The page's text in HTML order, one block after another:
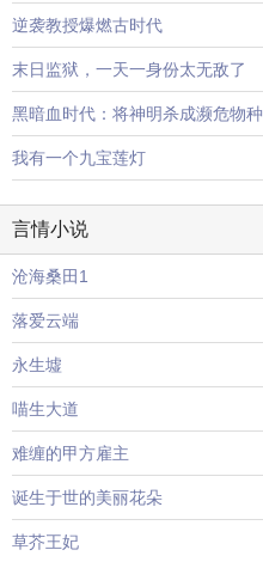
逆袭教授爆燃古时代
末日监狱，一天一身份太无敌了
黑暗血时代：将神明杀成濒危物种
我有一个九宝莲灯
言情小说
沧海桑田1
落爱云端
永生墟
喵生大道
难缠的甲方雇主
诞生于世的美丽花朵
草芥王妃